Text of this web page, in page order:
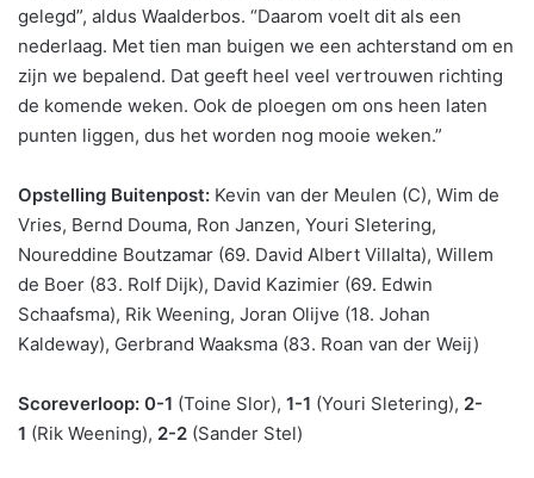
gelegd”, aldus Waalderbos. “Daarom voelt dit als een
nederlaag. Met tien man buigen we een achterstand om en
zijn we bepalend. Dat geeft heel veel vertrouwen richting
de komende weken. Ook de ploegen om ons heen laten
punten liggen, dus het worden nog mooie weken.”
Opstelling Buitenpost: Kevin van der Meulen (C), Wim de
Vries, Bernd Douma, Ron Janzen, Youri Sletering,
Noureddine Boutzamar (69. David Albert Villalta), Willem
de Boer (83. Rolf Dijk), David Kazimier (69. Edwin
Schaafsma), Rik Weening, Joran Olijve (18. Johan
Kaldeway), Gerbrand Waaksma (83. Roan van der Weij)
Scoreverloop: 0-1 (Toine Slor), 1-1 (Youri Sletering), 2-
1 (Rik Weening), 2-2 (Sander Stel)